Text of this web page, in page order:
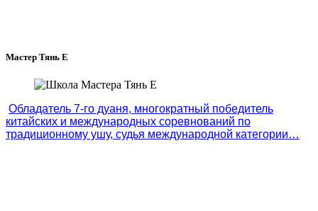
Мастер Тянь Е
Обладатель 7-го дуаня, многократный победитель
китайских и международных соревнований по
традиционному ушу, судья международной категории…